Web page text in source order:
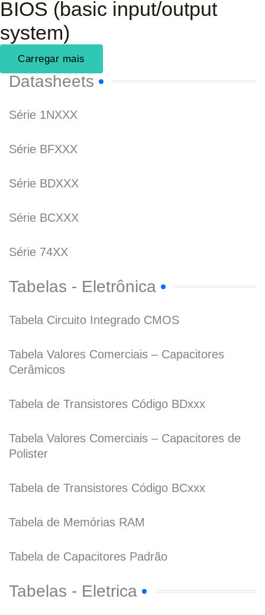
BIOS (basic input/output
system)
Carregar mais
Datasheets
Série 1NXXX
Série BFXXX
Série BDXXX
Série BCXXX
Série 74XX
Tabelas - Eletrônica
Tabela Circuito Integrado CMOS
Tabela Valores Comerciais – Capacitores
Cerâmicos
Tabela de Transistores Código BDxxx
Tabela Valores Comerciais – Capacitores de
Polister
Tabela de Transistores Código BCxxx
Tabela de Memórias RAM
Tabela de Capacitores Padrão
Tabelas - Eletrica